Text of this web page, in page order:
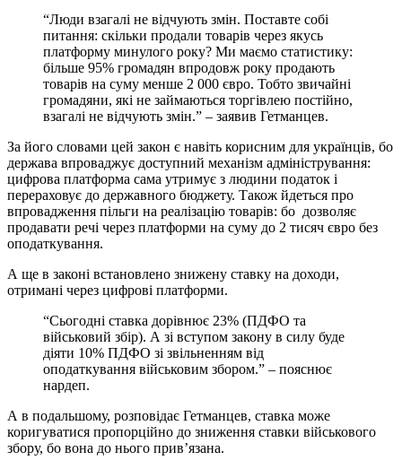
“Люди взагалі не відчують змін. Поставте собі
питання: скільки продали товарів через якусь
платформу минулого року? Ми маємо статистику:
більше 95% громадян впродовж року продають
товарів на суму менше 2 000 євро. Тобто звичайні
громадяни, які не займаються торгівлею постійно,
взагалі не відчують змін.” – заявив Гетманцев.
За його словами цей закон є навіть корисним для українців, бо
держава впроваджує доступний механізм адміністрування:
цифрова платформа сама утримує з людини податок і
перераховує до державного бюджету. Також йдеться про
впровадження пільги на реалізацію товарів: бо дозволяє
продавати речі через платформи на суму до 2 тисяч євро без
оподаткування.
А ще в законі встановлено знижену ставку на доходи,
отримані через цифрові платформи.
“Сьогодні ставка дорівнює 23% (ПДФО та
військовий збір). А зі вступом закону в силу буде
діяти 10% ПДФО зі звільненням від
оподаткування військовим збором.” – пояснює
нардеп.
А в подальшому, розповідає Гетманцев, ставка може
коригуватися пропорційно до зниження ставки військового
збору, бо вона до нього прив’язана.